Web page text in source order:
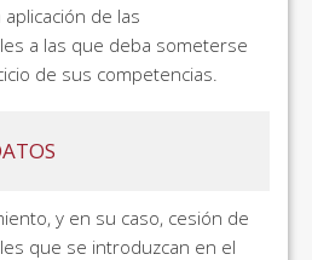
de las
a las que deba someterse
de sus competencias.
y en su caso, cesión de
que se introduzcan en el